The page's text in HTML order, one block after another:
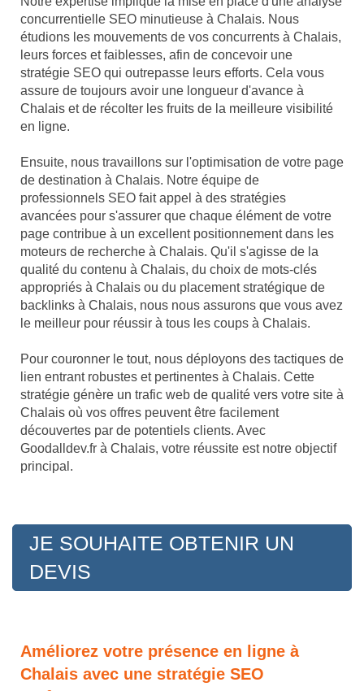
concurrentielle SEO minutieuse à Chalais. Nous
étudions les mouvements de vos concurrents à Chalais,
leurs forces et faiblesses, afin de concevoir une
stratégie SEO qui outrepasse leurs efforts. Cela vous
assure de toujours avoir une longueur d'avance à
Chalais et de récolter les fruits de la meilleure visibilité
en ligne.
Ensuite, nous travaillons sur l'optimisation de votre page
de destination à Chalais. Notre équipe de
professionnels SEO fait appel à des stratégies
avancées pour s'assurer que chaque élément de votre
page contribue à un excellent positionnement dans les
moteurs de recherche à Chalais. Qu'il s'agisse de la
qualité du contenu à Chalais, du choix de mots-clés
appropriés à Chalais ou du placement stratégique de
backlinks à Chalais, nous nous assurons que vous avez
le meilleur pour réussir à tous les coups à Chalais.
Pour couronner le tout, nous déployons des tactiques de
lien entrant robustes et pertinentes à Chalais. Cette
stratégie génère un trafic web de qualité vers votre site à
Chalais où vos offres peuvent être facilement
découvertes par de potentiels clients. Avec
Goodalldev.fr à Chalais, votre réussite est notre objectif
principal.
JE SOUHAITE OBTENIR UN
DEVIS
Améliorez votre présence en ligne à
Chalais avec une stratégie SEO